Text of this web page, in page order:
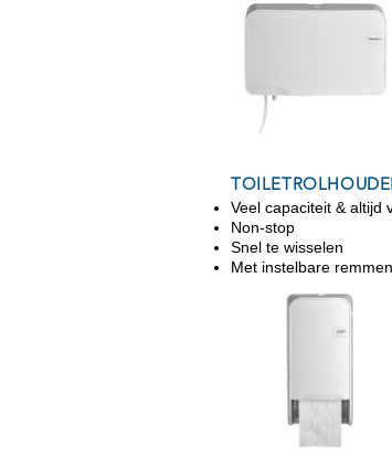
Veel capaciteit & altijd
Non-stop
Snel te wisselen
Met instelbare